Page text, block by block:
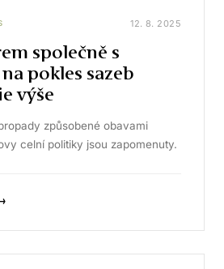
12. 8. 2025
společně s
pokles sazeb
výše
způsobené obavami
celní politiky jsou zapomenuty.